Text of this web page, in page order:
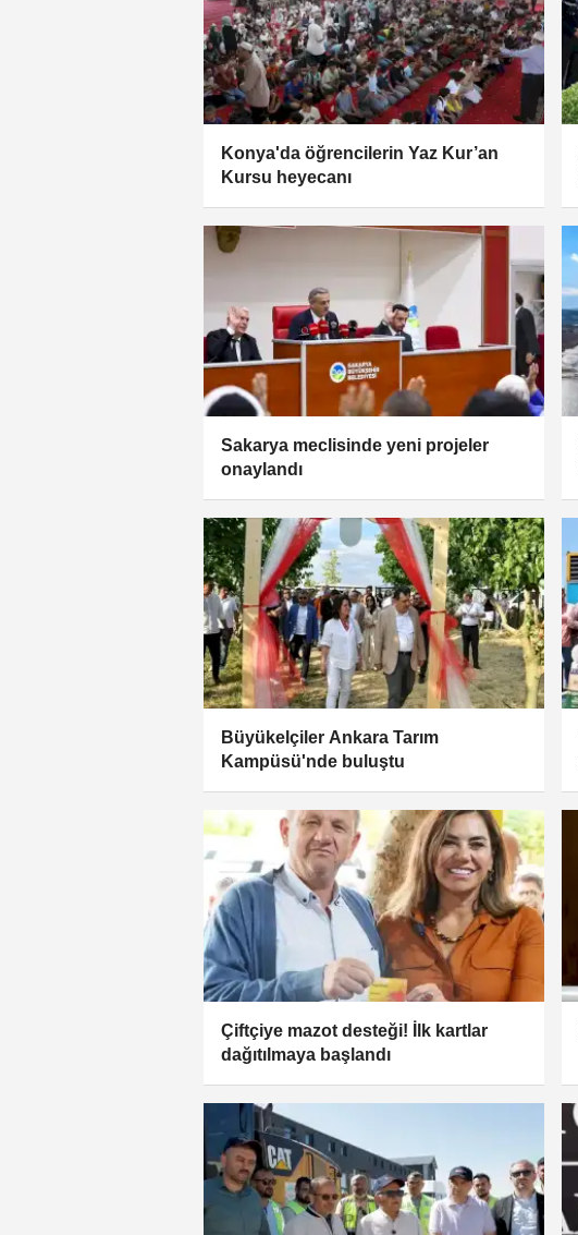
Konya'da öğrencilerin Yaz Kur’an
Kursu heyecanı
Sakarya meclisinde yeni projeler
onaylandı
Büyükelçiler Ankara Tarım
Kampüsü'nde buluştu
Çiftçiye mazot desteği! İlk kartlar
dağıtılmaya başlandı